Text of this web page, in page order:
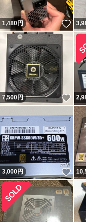
1,480円 い
7,500円 い
3,000円 い